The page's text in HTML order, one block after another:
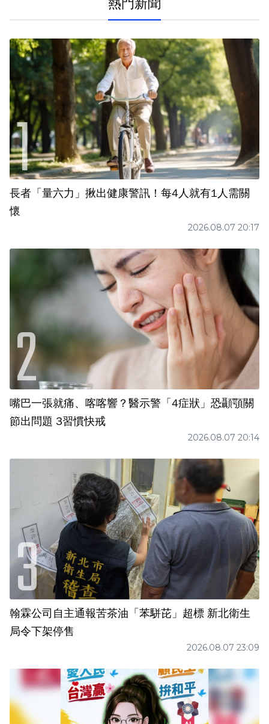
長者「量六力」揪出健康警訊！每4人就有1人需關
懷
2026.08.07 20:17
嘴巴一張就痛、喀喀響？醫示警「4症狀」恐顳顎關
節出問題 3習慣快戒
2026.08.07 20:14
翰霖公司自主通報苦茶油「苯駢芘」超標 新北衛生
局令下架停售
2026.08.07 23:09